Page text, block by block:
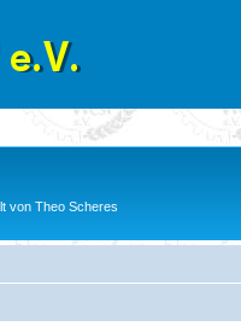
von Theo Scheres